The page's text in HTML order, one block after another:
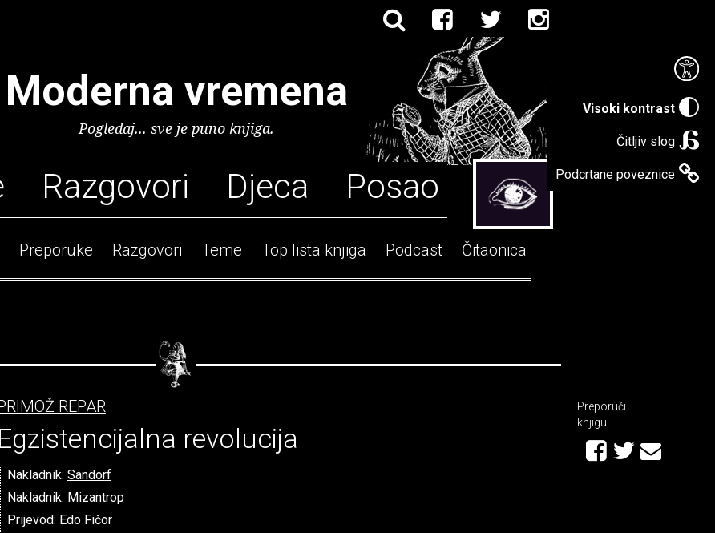
Visoki kontrast
Čitljiv slog
Podcrtane poveznice
Moderna vremena
Pogledaj... sve je puno knjiga.
Razgovori Djeca Posao
Preporuke Razgovori Teme Top lista knjiga Podcast Čitaonica
REPAR
Egzistencijalna revolucija
Nakladnik: Sandorf
Nakladnik: Mizantrop
Prijevod: Edo Fičor
Preporuči
knjigu